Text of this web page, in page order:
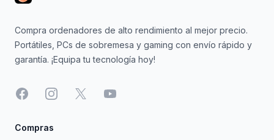
Compra ordenadores de alto rendimiento al mejor precio.
Portátiles, PCs de sobremesa y gaming con envío rápido y
garantía. ¡Equipa tu tecnología hoy!
FacebookInstagram
X YouTube
Compras